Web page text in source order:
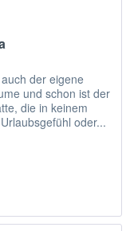
der eigene
und schon ist der
die in keinem
oder...